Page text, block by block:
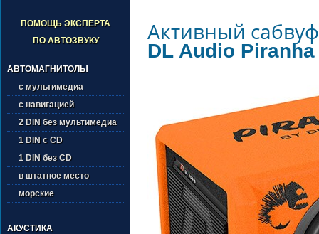
ПОМОЩЬ ЭКСПЕРТА
ПО АВТОЗВУКУ
АВТОМАГНИТОЛЫ
с мультимедиа
с навигацией
2 DIN без мультимедиа
1 DIN с CD
1 DIN без CD
в штатное место
морские
АКУСТИКА
Активный
DL Audio